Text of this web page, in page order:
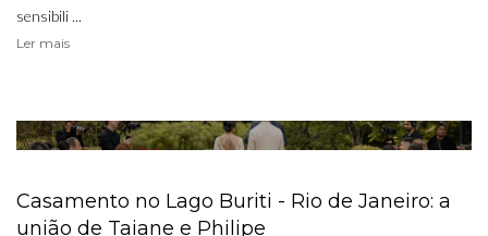
sensibili ...
Ler mais
Casamento no Lago Buriti - Rio de Janeiro: a
união de Taiane e Philipe